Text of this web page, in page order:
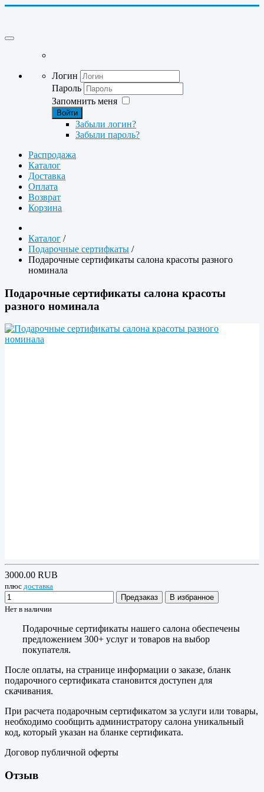
Логин
Пароль
Запомнить меня
Войти
Забыли логин?
Забыли пароль?
Распродажа
Каталог
Доставка
Оплата
Возврат
Корзина
Каталог /
Подарочные сертифкаты /
Подарочные сертификаты салона красоты разного
номинала
Подарочные сертификаты салона красоты
разного номинала
3000.00 RUB
плюс доставка
Предзаказ
В избранное
Нет в наличии
Подарочные сертификаты нашего салона обеспечены
предложением 300+ услуг и товаров на выбор
покупателя.
После оплаты, на странице информации о заказе, бланк
подарочного сертификата становится доступен для
скачивания.
При расчета подарочным сертификатом за услуги или товары,
необходимо сообщить администратору салона уникальный
код, который указан на бланке сертификата.
Договор публичной оферты
Отзыв